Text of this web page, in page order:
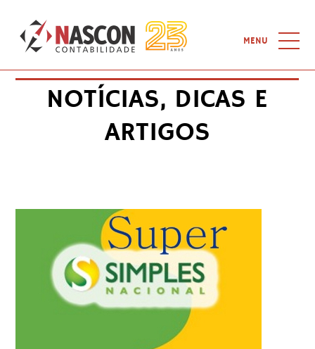
MENU
CONTATO
Home
-
Novo teto do supersimples deverá ser votado esta semana
NOTÍCIAS, DICAS E
ARTIGOS